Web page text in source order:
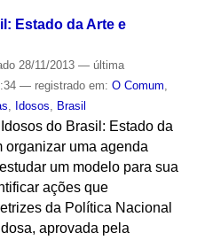
Estado da Arte e
28/11/2013 — última
— registrado em: O Comum,
, Idosos, Brasil
do Brasil: Estado da
organizar uma agenda
um modelo para sua
ações que
da Política Nacional
aprovada pela